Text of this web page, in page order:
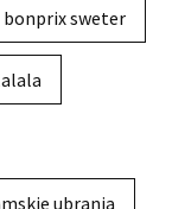
bonprix sweter
ubrania